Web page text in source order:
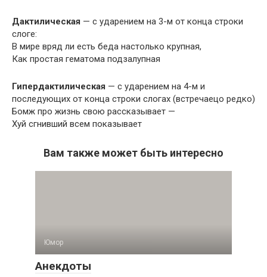
Дактилическая — с ударением на 3-м от конца строки
слоге:
В мире вряд ли есть беда настолько крупная,
Как простая гематома подзалупная
Гипердактилическая — с ударением на 4-м и
последующих от конца строки слогах (встречаецо редко)
Бомж про жизнь свою рассказывает —
Хуй сгнивший всем показывает
Вам также может быть интересно
Юмор
Анекдоты